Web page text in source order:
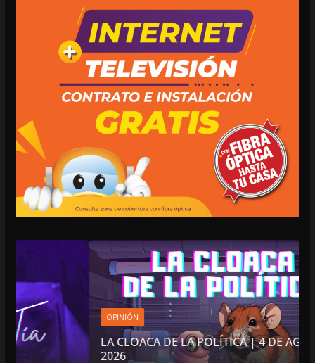
OPINIÓN
LA CLOACA DE LA POLÍTICA | 4 DE AGOSTO DE
2026